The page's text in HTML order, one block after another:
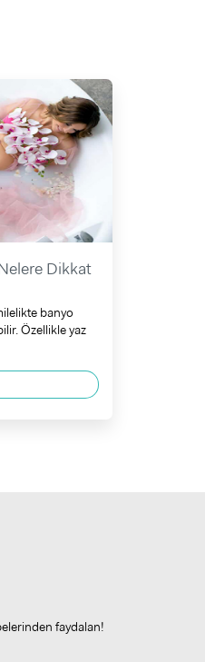
Dikkat
banyo
Özellikle yaz
faydalan!